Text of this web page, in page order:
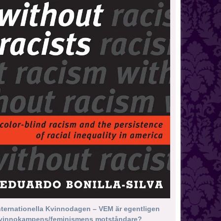
Kvinnodagen – VEM är egentligen
feminismens motståndare?